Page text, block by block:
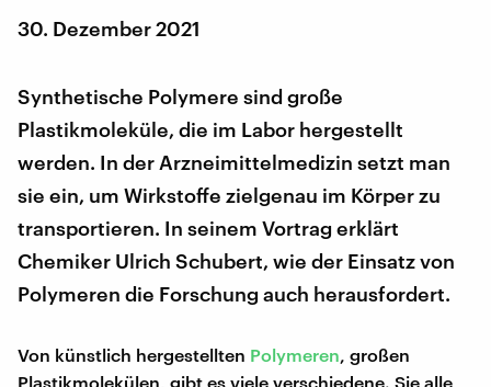
30. Dezember 2021
Synthetische Polymere sind große
Plastikmoleküle, die im Labor hergestellt
werden. In der Arzneimittelmedizin setzt man
sie ein, um Wirkstoffe zielgenau im Körper zu
transportieren. In seinem Vortrag erklärt
Chemiker Ulrich Schubert, wie der Einsatz von
Polymeren die Forschung auch herausfordert.
Von künstlich hergestellten Polymeren , großen
Plastikmolekülen, gibt es viele verschiedene. Sie alle